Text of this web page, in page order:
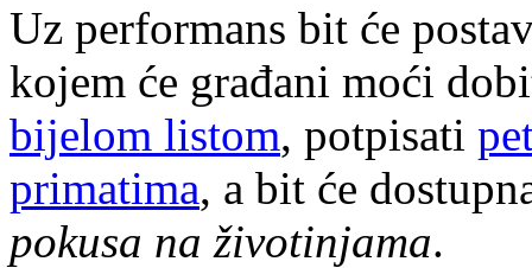
Uz performans bit će
kojem će građani moći
bijelom listom, potpisati
primatima, a bit će
pokusa na životinjama.